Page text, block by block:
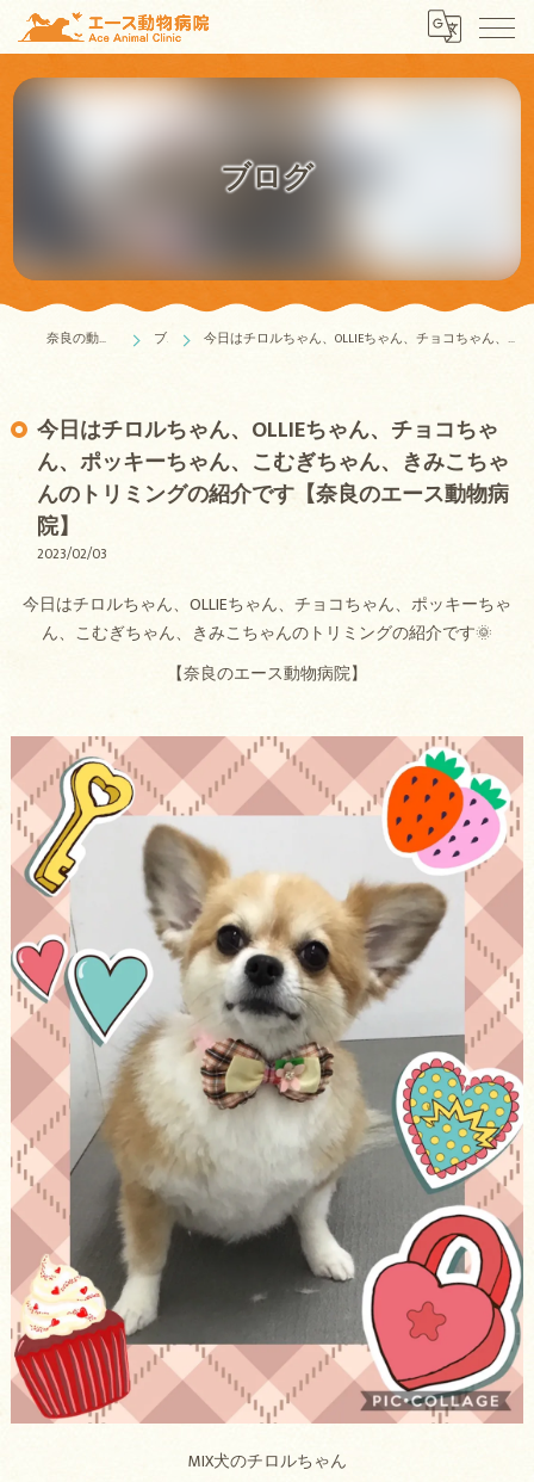
ブログ
奈良の動物病院はエース動物病院 ブログ 今日はチロルちゃん、OLLIEちゃん、チョコちゃん、ポッキーちゃん、こむぎちゃん、きみこちゃんのトリミングの紹介です【奈良のエース動物病院】
今日はチロルちゃん、OLLIEちゃん、チョコちゃ
ん、ポッキーちゃん、こむぎちゃん、きみこちゃ
んのトリミングの紹介です【奈良のエース動物病
院】
2023/02/03
今日はチロルちゃん、OLLIEちゃん、チョコちゃん、ポッキーちゃ
ん、こむぎちゃん、きみこちゃんのトリミングの紹介です🌞
【奈良のエース動物病院】
MIX犬のチロルちゃん